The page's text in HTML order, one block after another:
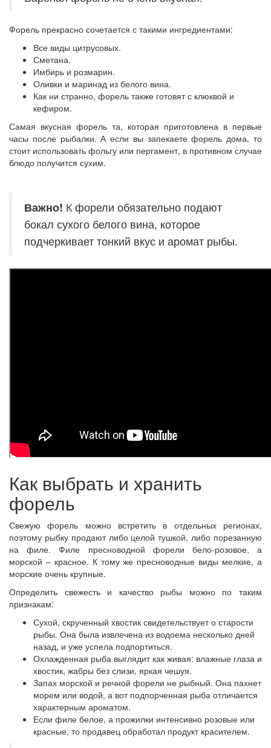
Форель прекрасно сочетается с такими ингредиентами:
Все виды цитрусовых.
Сметана.
Имбирь и розмарин.
Оливки и маринад из белого вина.
Как ни странно, форель также готовят с клюквой и
кефиром.
Самая вкусная форель та, которая приготовлена в первые
часы после рыбалки. А если вы запекаете форель дома, то
стоит использовать фольгу или пергамент, в противном случае
блюдо получится сухим.
Важно! К форели обязательно подают
бокал сухого белого вина, которое
подчеркивает тонкий вкус и аромат рыбы.
Как выбрать и хранить
форель
Свежую форель можно встретить в отдельных регионах,
поэтому рыбку продают либо целой тушкой, либо порезанную
на филе. Филе пресноводной форели бело-розовое, а
морской – красное. К тому же пресноводные виды мелкие, а
морские очень крупные.
Определить свежесть и качество рыбы можно по таким
признакам:
Сухой, скрученный хвостик свидетельствует о старости
рыбы. Она была извлечена из водоема несколько дней
назад, и уже успела подпортиться.
Охлажденная рыба выглядит как живая: влажные глаза и
хвостик, жабры без слизи, яркая чешуя.
Запах морской и речной форели не рыбный. Она пахнет
морем или водой, а вот подпорченная рыба отличается
характерным ароматом.
Если филе белое, а прожилки интенсивно розовые или
красные, то продавец обработал продукт красителем.